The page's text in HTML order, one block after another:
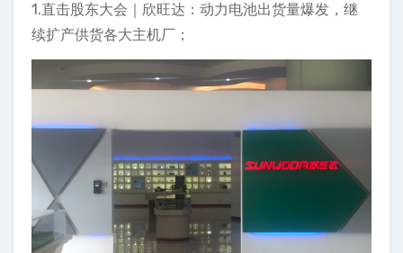
1.直击股东大会｜欣旺达：动力电池出货量爆发，继
续扩产供货各大主机厂；